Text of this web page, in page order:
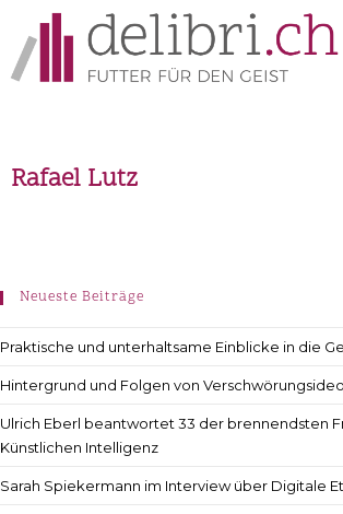
Rafael Lutz
Neueste Beiträge
Praktische und unterhaltsame Einblicke in die
Hintergrund und Folgen von
Ulrich Eberl beantwortet 33 der brennendsten
Künstlichen Intelligenz
Sarah Spiekermann im Interview über Digitale